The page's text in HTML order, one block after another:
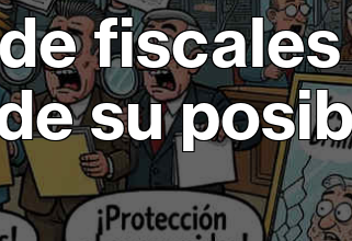
fiscales
su